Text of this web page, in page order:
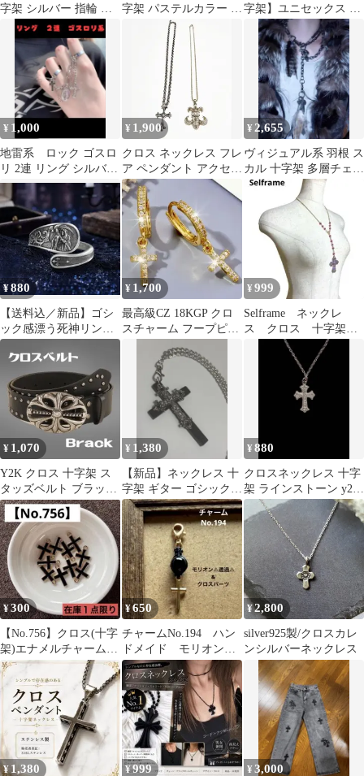
字架 シルバー 指輪 幅
広 重厚 ゴシック フリ
ーサイズ
字架 パステルカラー ネ
イルパーツ 30個セット
字架】ユニセックス シ
ルバークロス
¥ 1,000
地雷系 ロック ゴスロ
リ 2連 リング シルバー
かっこいい！！
¥ 1,900
クロス ネックレス フレ
ア ペンダント アクセサ
リー
¥ 2,655
ヴィジュアル系 羽根 ス
カル 十字架 多層チェー
ン 2WAY
¥880
【送料込／新品】ゴシ
ック感漂う死神リング
指輪 シルバー色 おしゃ
れ かっこいい
¥ 1,700
最高級CZ 18KGP クロ
スチャーム フープピア
ス アヴァランチ系 両耳
¥ 999
Selframe ネックレ
ス クロス 十字架
チェック パープル
¥ 1,070
Y2K クロス 十字架 ス
タッズベルト ブラック
パンク グランジ 男女
¥ 1,380
【新品】ネックレス 十
字架 ギター ゴシック
パンク Y2K 黒
¥880
クロスネックレス 十字
架 ラインストーン y2k
シルバー
¥300
【No.756】クロス(十字
架)エナメルチャーム10
個セット(ブラック)
¥650
チャームNo.194 ハン
ドメイド モリオン⚠︎
透過&クロスメタルパ
ーツ チャーム
¥2,800
silver925製/クロスカレ
ンシルバーネックレス
¥ 1,380 ¥999 ¥3,000